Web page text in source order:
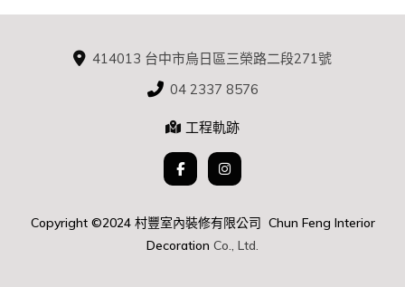
414013 台中市烏日區三榮路二段271號
04 2337 8576
工程軌跡
Copyright ©2024 村豐室內裝修有限公司 Chun Feng Interior
Decoration Co., Ltd.